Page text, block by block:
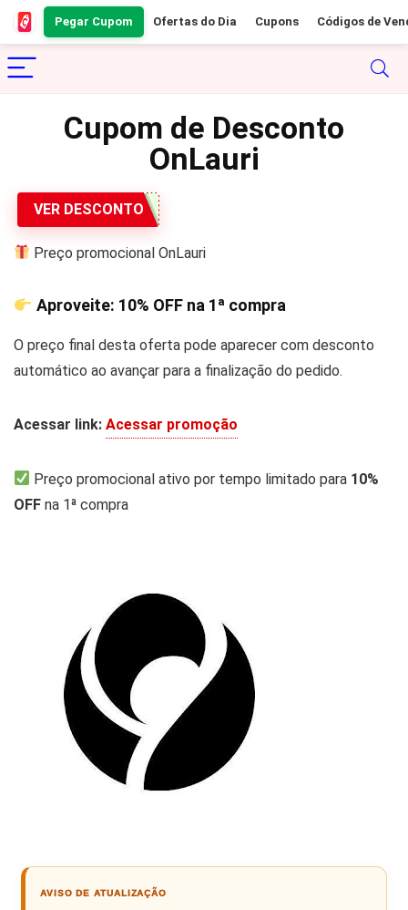
Pegar Cupom Ofertas do Dia Cupons Códigos de
Cupom de Desconto
OnLauri
VER DESCONTO
Preço promocional OnLauri
Aproveite: 10% OFFna 1ª compra
O preço final desta oferta pode aparecer com desconto
automático ao avançar para a finalização do pedido.
Acessar link: Acessar promoção
Preço promocional ativo por tempo limitado para 10%
OFF na 1ª compra
AVISO DE ATUALIZAÇÃO